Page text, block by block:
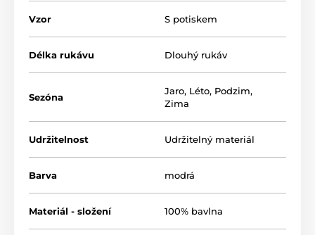
Vzor S potiskem
Délka rukávu Dlouhý rukáv
Sezóna
Jaro, Léto, Podzim,
Zima
Udržitelnost Udržitelný materiál
Barva modrá
Materiál - složení 100% bavlna